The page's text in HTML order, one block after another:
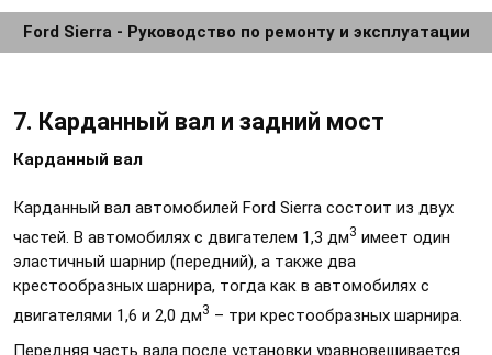
Ford Sierra - Руководство по ремонту и эксплуатации
7. Карданный вал и задний мост
Карданный вал
Карданный вал автомобилей Ford Sierra состоит из двух
частей. В автомобилях с двигателем 1,3 дм3 имеет один
эластичный шарнир (передний), а также два
крестообразных шарнира, тогда как в автомобилях с
двигателями 1,6 и 2,0 дм3 – три крестообразных шарнира.
Передняя часть вала после установки уравновешивается